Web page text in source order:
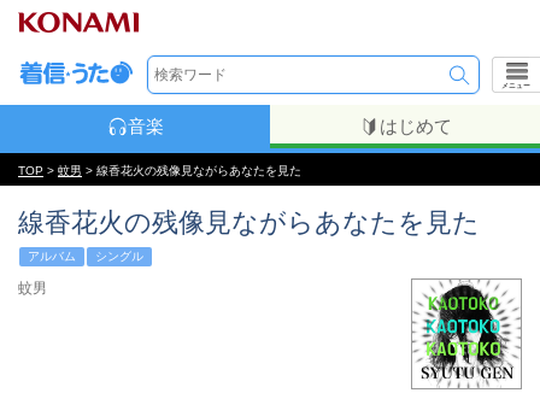
メニュー
音楽 はじめて
TOP > 蚊男 > 線香花火の残像見ながらあなたを見た
線香花火の残像見ながらあなたを見た
アルバム シングル
蚊男